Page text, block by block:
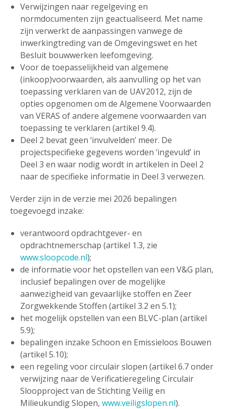
Verwijzingen naar regelgeving en
normdocumenten zijn geactualiseerd. Met name
zijn verwerkt de aanpassingen vanwege de
inwerkingtreding van de Omgevingswet en het
Besluit bouwwerken leefomgeving.
Voor de toepasselijkheid van algemene
(inkoop)voorwaarden, als aanvulling op het van
toepassing verklaren van de UAV2012, zijn de
opties opgenomen om de Algemene Voorwaarden
van VERAS of andere algemene voorwaarden van
toepassing te verklaren (artikel 9.4).
Deel 2 bevat geen ‘invulvelden’ meer. De
projectspecifieke gegevens worden ‘ingevuld’ in
Deel 3 en waar nodig wordt in artikelen in Deel 2
naar de specifieke informatie in Deel 3 verwezen.
Verder zijn in de verzie mei 2026 bepalingen
toegevoegd inzake:
verantwoord opdrachtgever- en
opdrachtnemerschap (artikel 1.3, zie
www.sloopcode.nl);
de informatie voor het opstellen van een V&G plan,
inclusief bepalingen over de mogelijke
aanwezigheid van gevaarlijke stoffen en Zeer
Zorgwekkende Stoffen (artikel 3.2 en 5.1);
het mogelijk opstellen van een BLVC-plan (artikel
5.9);
bepalingen inzake Schoon en Emissieloos Bouwen
(artikel 5.10);
een regeling voor circulair slopen (artikel 6.7 onder
verwijzing naar de Verificatieregeling Circulair
Sloopproject van de Stichting Veilig en
Milieukundig Slopen, www.veiligslopen.nl).